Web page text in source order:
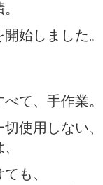
始しました。
て、手作業。
使用しない、
も、